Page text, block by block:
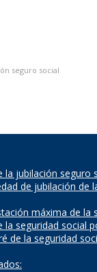
seguro social
la jubilación seguro
de jubilación de
máxima de la
la seguridad social
de la seguridad